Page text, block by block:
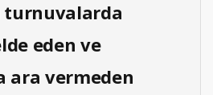
turnuvalarda
eden ve
ara vermeden